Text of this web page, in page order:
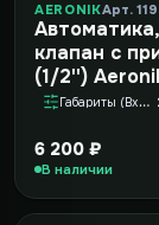
AERONIKАрт.
клапан с
(1/2'')
G3-1/2-S2 3х
Габариты (ВxШxГ)
6 200 ₽
В наличии